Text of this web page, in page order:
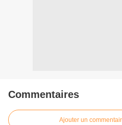
Commentaires
Ajouter un